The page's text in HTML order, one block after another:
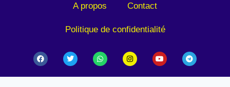
A propos Contact
Politique de confidentialité